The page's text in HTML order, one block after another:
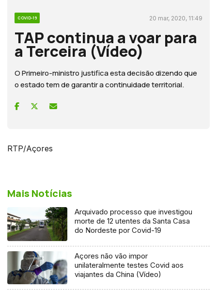
COVID-19 20 mar, 2020, 11:49
TAP continua a voar para
a Terceira (Vídeo)
O Primeiro-ministro justifica esta decisão dizendo que
o estado tem de garantir a continuidade territorial.
RTP/Açores
Mais Notícias
Arquivado processo que investigou
morte de 12 utentes da Santa Casa
do Nordeste por Covid-19
Açores não vão impor
unilateralmente testes Covid aos
viajantes da China (Vídeo)